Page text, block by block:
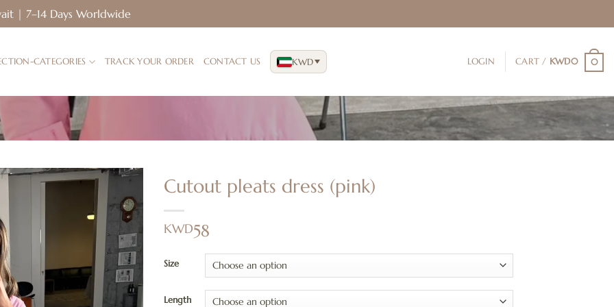
in Kuwait | 7–14 Days Worldwide
CATEGORIES TRACK YOUR ORDER CONTACT US KWD LOGIN CART / KWD0 0
إضافة
قائمة
الرغبات
Cutout pleats dress (pink)
KWD58
Size
Length